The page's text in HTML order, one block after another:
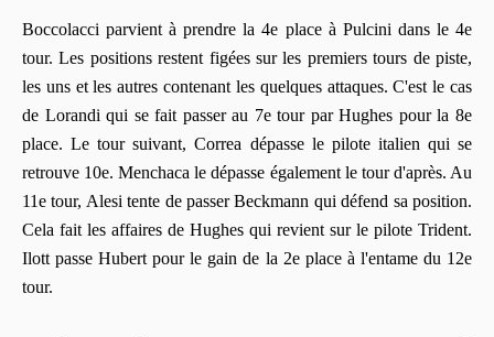
Boccolacci parvient à prendre la 4e place à Pulcini dans le 4e
tour. Les positions restent figées sur les premiers tours de piste,
les uns et les autres contenant les quelques attaques. C'est le cas
de Lorandi qui se fait passer au 7e tour par Hughes pour la 8e
place. Le tour suivant, Correa dépasse le pilote italien qui se
retrouve 10e. Menchaca le dépasse également le tour d'après. Au
11e tour, Alesi tente de passer Beckmann qui défend sa position.
Cela fait les affaires de Hughes qui revient sur le pilote Trident.
Ilott passe Hubert pour le gain de la 2e place à l'entame du 12e
tour.